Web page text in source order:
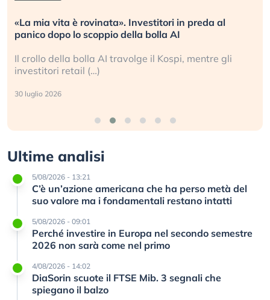
«La mia vita è rovinata». Investitori in preda al
panico dopo lo scoppio della bolla AI
Il crollo della bolla AI travolge il Kospi, mentre gli
investitori retail (…)
30 luglio 2026
Ultime analisi
5/08/2026 - 13:21
C’è un’azione americana che ha perso metà del
suo valore ma i fondamentali restano intatti
5/08/2026 - 09:01
Perché investire in Europa nel secondo semestre
2026 non sarà come nel primo
4/08/2026 - 14:02
DiaSorin scuote il FTSE Mib. 3 segnali che
spiegano il balzo